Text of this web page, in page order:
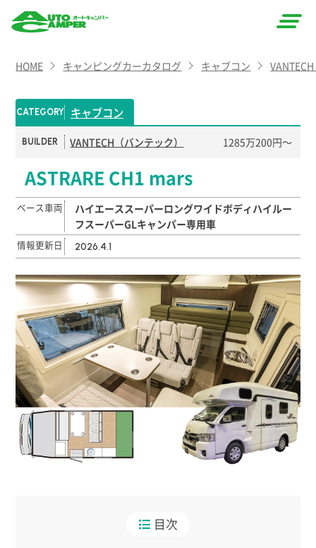
CAMPER
（オート
キャン
パー）
HOME キャンピングカーカタログ キャブコン
CATEGORY キャブコン
BUILDER VANTECH（バンテック） 1285万200円〜
ASTRARE CH1 mars
ベース車両
ハイエーススーパーロングワイドボディハイルー
フスーパーGLキャンパー専用車
情報更新日 2026.4.1
目次